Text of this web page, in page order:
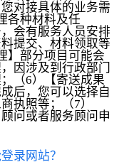
对接具体的业务需
各种材料及任
会有服务人员安排
提交、材料领取等
】部分项目可能会
因涉及到行政部门
（6）【寄送成果
后，您可以选择自
执照等；（7）
问或者服务顾问申
录网站？